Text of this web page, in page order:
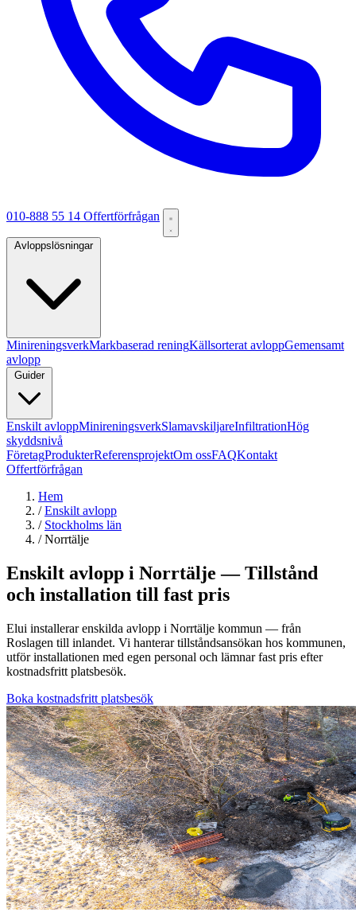
010-888 55 14 Offertförfrågan
Avloppslösningar
MinireningsverkMarkbaserad reningKällsorterat avloppGemensamt
avlopp
Guider
Enskilt avloppMinireningsverkSlamavskiljareInfiltrationHög
skyddsnivå
FöretagProdukterReferensprojektOm ossFAQKontakt
Offertförfrågan
Hem
/ Enskilt avlopp
/ Stockholms län
/ Norrtälje
Enskilt avlopp i Norrtälje — Tillstånd
och installation till fast pris
Elui installerar enskilda avlopp i Norrtälje kommun — från
Roslagen till inlandet. Vi hanterar tillståndsansökan hos kommunen,
utför installationen med egen personal och lämnar fast pris efter
kostnadsfritt platsbesök.
Boka kostnadsfritt platsbesök